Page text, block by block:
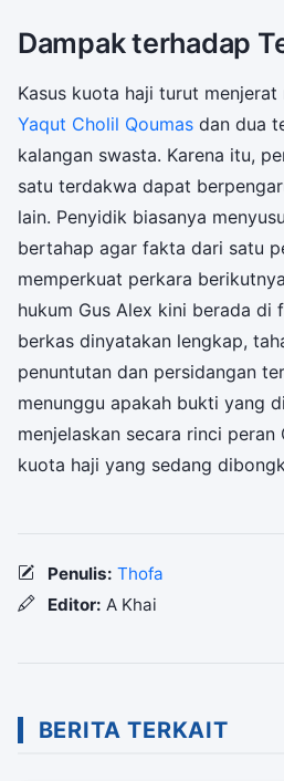
Dampak terhadap
Kasus kuota haji turut
Yaqut Cholil Qoumas dan dua
kalangan swasta. Karena itu,
satu terdakwa dapat
lain. Penyidik biasanya
bertahap agar fakta dari satu
memperkuat perkara
hukum Gus Alex kini berada di
berkas dinyatakan lengkap,
penuntutan dan persidangan
menunggu apakah bukti yang
menjelaskan secara rinci peran
kuota haji yang sedang
Penulis: Thofa
Editor: A Khai
BERITA TERKAIT